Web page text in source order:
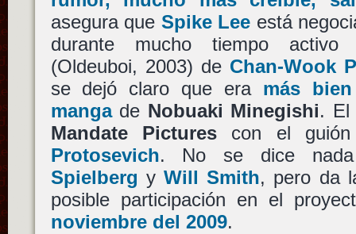
asegura que Spike Lee está
durante mucho tiempo
(Oldeuboi, 2003) de Chan-Wook
se dejó claro que eramás bien
mangade Nobuaki Minegishi. El
Mandate Picturescon el
Protosevich. No se dice
Spielberg y Will Smith, pero da
posible participación en el
noviembre del 2009.